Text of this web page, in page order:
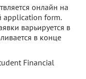
онлайн на
application form.
варьируется в
в конце
Financial